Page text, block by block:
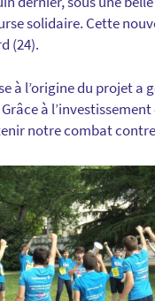
solidaire. Cette
(24).
à l’origine du projet a
à
notre combat